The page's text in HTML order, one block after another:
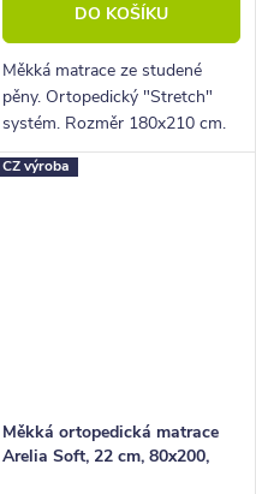
DO KOŠÍKU
Měkká matrace ze studené
pěny. Ortopedický "Stretch"
systém. Rozměr 180x210 cm.
Výška 22 cm, nosnost 130 Kg,
5 zón
CZ výroba
Měkká ortopedická matrace
Arelia Soft, 22 cm, 80x200,